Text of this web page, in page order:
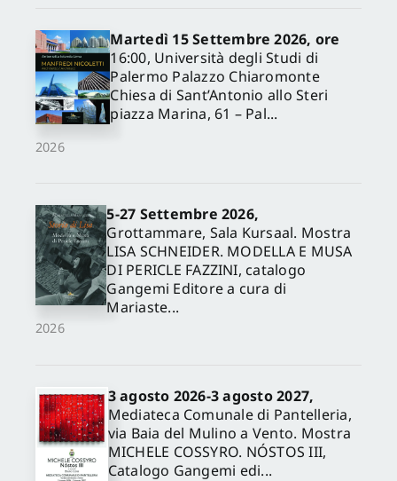
2026
Martedì 15 Settembre 2026, ore
16:00, Università degli Studi di
Palermo Palazzo Chiaromonte
Chiesa di Sant’Antonio allo Steri
piazza Marina, 61 – Pal...
2026
5-27 Settembre 2026,
Grottammare, Sala Kursaal. Mostra
LISA SCHNEIDER. MODELLA E MUSA
DI PERICLE FAZZINI, catalogo
Gangemi Editore a cura di
Mariaste...
3 agosto 2026-3 agosto 2027,
Mediateca Comunale di Pantelleria,
via Baia del Mulino a Vento. Mostra
MICHELE COSSYRO. NÓSTOS III,
Catalogo Gangemi edi...